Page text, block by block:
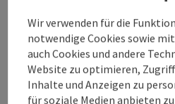
Wanderabenteuer stürzen.
nur wenige Schritte entfernt
seiner üppigen Flora und
Der Rundweg durch den
sich über etwa 7,3 km. Die
Wir verwenden für die
notwendige Cookies sowie
auch Cookies und andere
Website zu optimieren,
Inhalte und Anzeigen zu
für soziale Medien anbieten